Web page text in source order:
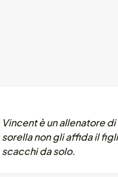
Vincent è un allenatore
sorella non gli affida il
scacchi da solo.